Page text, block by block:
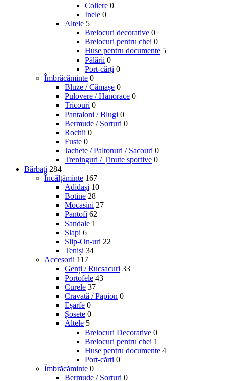
Coliere 0
Inele 0
Altele 5
Brelocuri decorative 0
Brelocuri pentru chei 0
Huse pentru documente 5
Pălării 0
Port-cărți 0
Îmbrăcăminte 0
Bluze / Cămașe 0
Pulovere / Hanorace 0
Tricouri 0
Pantaloni / Blugi 0
Bermude / Șorturi 0
Rochii 0
Fuste 0
Jachete / Paltonuri / Sacouri 0
Treninguri / Ținute sportive 0
Bărbați 284
Încălțăminte 167
Adidași 10
Botine 28
Mocasini 27
Pantofi 62
Sandale 1
Șlapi 6
Slip-On-uri 22
Teniși 34
Accesorii 117
Genți / Rucsacuri 33
Portofele 43
Curele 37
Cravată / Papion 0
Eșarfe 0
Șosete 0
Altele 5
Brelocuri Decorative 0
Brelocuri pentru chei 1
Huse pentru documente 4
Port-cărți 0
Îmbrăcăminte 0
Bermude / Șorturi 0